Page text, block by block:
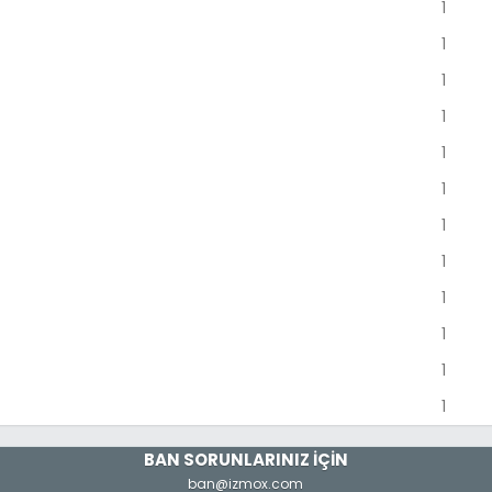
1
1
1
1
1
1
1
1
1
1
1
1
BAN SORUNLARINIZ İÇİN
ban@izmox.com